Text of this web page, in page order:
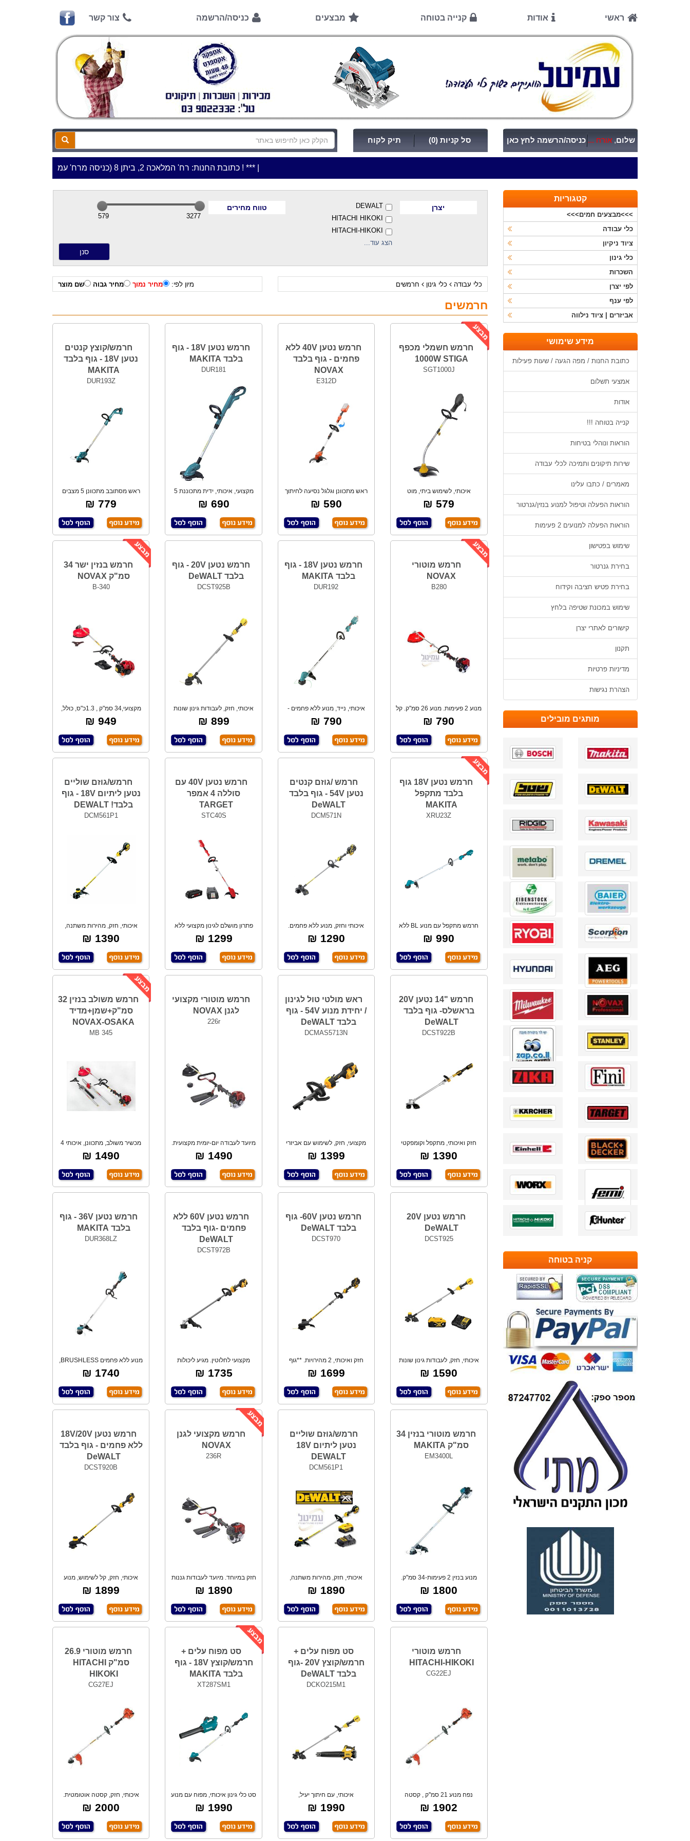
ראשי אודות קנייה בטוחה מבצעים כניסה/הרשמה צור קשר
סל קניות (0) תיק לקוח שלום, אורח ... כניסה/הרשמה לחץ כאן
***כתובת החנות: רח' המלאכה 2, ביתן 8 (כניסה מרח' עמל 5) א.ת.פארק אפק, ראש העין***
יצרן
DEWALT
HITACHI HIKOKI
HITACHI-HIKOKI
הצג עוד...
טווח מחירים
3277
579
מיון לפי: מחיר נמוך מחיר גבוה שם מוצר כלי עבודה כלי גינון חרמשים
חרמשים
חרמש חשמלי מכפף
1000W STIGA
SGT1000J
איכותי, לשימוש ביתי, מוט
אלומיניום קל ומ
579 ₪
חרמש נטען 40V ללא
פחמים - גוף בלבד
NOVAX
E312D
ראש מתכוונן וגלגל נסיעה לחיתוך
שוליים מד
590 ₪
חרמש נטען 18V - גוף
בלבד MAKITA
DUR181
מקצועי, איכותי, ידית מתכוננת 5
אפשרויות,
690 ₪
חרמש/קוצץ קנטים
נטען 18V - גוף בלבד
MAKITA
DUR193Z
ראש מסתובב מתכוונן 5 מצבים
להתאמת זווית
779 ₪
חרמש מוטורי
NOVAX
B280
מנוע 2 פעימות. מנוע 26 סמ"ק. קל
משקל.
790 ₪
חרמש נטען 18V - גוף
בלבד MAKITA
DUR192
איכותי, נייד, מנוע ללא פחמים -
BRUSHLESS.
790 ₪
חרמש נטען 20V - גוף
בלבד DeWALT
DCST925B
איכותי, חזק, לעבודות גינון שונות
מנוע
899 ₪
חרמש בנזין ישר 34
סמ"ק NOVAX
B-340
מקצועי,34 סמ"ק , 1.3כ"ס, כולל,
קסטה נייל
949 ₪
חרמש נטען 18V גוף
בלבד מתקפל
MAKITA
XRU23Z
חרמש מתקפל עם מנוע BL ללא
פחמים מספק עד
990 ₪
חרמש /גוזם קנטים
נטען 54V - גוף בלבד
DeWALT
DCM571N
איכותי וחזק, מנוע ללא פחמים.
כולל: רצועה
1290 ₪
חרמש נטען 40V עם
סוללה 4 אמפר
TARGET
STC40S
פתרון מושלם לגינון מקצועי ללא
פשרות על א
1299 ₪
חרמש/גוזם שוליים
נטען ליתיום 18V - גוף
בלבד! DEWALT
DCM561P1
איכותי, חזק, מהירות משתנה,
מנוע ללא פחמי
1390 ₪
חרמש "14 נטען 20V
בראשלס- גוף בלבד
DeWALT
DCST922B
חזק ואיכותי, מתקפל וקומפקטי
לאחסון, קוטר
1390 ₪
ראש מולטי טול לגינון
/ יחידת מנוע 54V - גוף
בלבד DeWALT
DCMAS5713N
מקצועי, חזק, לשימוש עם אביזרי
מולטי של D
1399 ₪
חרמש מוטורי מקצועי
לגנן NOVAX
226r
מיועד לעבודה יום-יומית מקצועית.
קל משקל.
1490 ₪
חרמש משולב בנזין 32
סמ"ק+שמן+מדיד
NOVAX-OSAKA
MB 345
מכשיר משולב, מתכוונן, איכותי 4
באחד ! מנ
1490 ₪
חרמש נטען 20V
DeWALT
DCST925
איכותי, חזק, לעבודות גינון שונות
לאורך
1590 ₪
חרמש נטען 60V- גוף
בלבד DeWALT
DCST970
חזק ואיכותי, 2 מהירויות. **גוף
בלבד - לל
1699 ₪
חרמש נטען 60V ללא
פחמים -גוף בלבד
DeWALT
DCST972B
מקצועי לחלוטין. מגיע ליכולות
וביצועים של
1735 ₪
חרמש נטען 36V - גוף
בלבד MAKITA
DUR368LZ
מנוע ללא פחמים BRUSHLESS,
יתרונות: ימין
1740 ₪
חרמש מוטורי בנזין 34
סמ"ק MAKITA
EM3400L
מנוע בנזין 2 פעימות-34 סמ"ק.
1.15 כ"ס.
1800 ₪
חרמש/גוזם שוליים
נטען ליתיום 18V
DEWALT
DCM561P1
איכותי, חזק, מהירות משתנה,
מנוע ללא פחמי
1890 ₪
חרמש מקצועי לגנן
NOVAX
236R
חזק במיוחד. מיועד לעבודות גננות
קשה. מנ
1890 ₪
חרמש נטען 18V/20V
ללא פחמים - גוף בלבד
DeWALT
DCST920B
איכותי, חזק, קל לשימוש, מנוע
ללא פחמים B
1899 ₪
חרמש מוטורי
HITACHI-HIKOKI
CG22EJ
נפח מנוע 21 סמ''ק , קסטה
אוטומטית, ניתן
1902 ₪
סט מפוח עלים +
חרמש/קוצץ 20V -גוף
בלבד DeWALT
DCKO215M1
איכותי, עם חיתוך יעיל,
חרמש/קוצץ 33 ס"מ.
1990 ₪
סט מפוח עלים +
חרמש/קוצץ 18V - גוף
בלבד MAKITA
XT287SM1
סט כלי גינון איכותי, מפוח עם מנוע
BL ללא
1990 ₪
חרמש מוטורי 26.9
סמ"ק HITACHI
HIKOKI
CG27EJ
איכותי, חזק, קסטה אוטומטית.
2000 ₪
קטגוריות
>>>מבצעים חמים>>>
כלי עבודה
ציוד ניקיון
כלי גינון
השכרות
לפי יצרן
לפי ענף
אביזרים | ציוד נילווה
מידע שימושי
כתובת החנות / מפה הגעה / שעות פעילות
אמצעי תשלום
אודות
קנייה בטוחה !!!
הוראות ונוהלי בטיחות
שירות תיקונים ותמיכה לכלי עבודה
מאמרים / כתבו עלינו
הוראות הפעלה וטיפול למנוע בנזין/גנרטור
הוראות הפעלה למנועים 2 פעימות
שימוש בפטישון
בחירת גנרטור
בחירת פטיש חציבה וקידוח
שימוש במכונת שטיפה בלחץ
קישורים לאתרי יצרן
תקנון
מדיניות פרטיות
הצהרת נגישות
מותגים מובילים
קניה בטוחה